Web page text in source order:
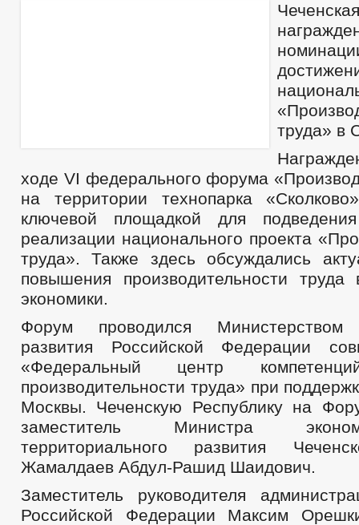
труда» в
ходе VI федерального форума
на территории технопарка
ключевой площадкой для
реализации национального проекта
труда». Также здесь обсуждались
повышения производительности
экономики.
Форум проводился Министерством
развития Российской Федерации
«Федеральный центр
производительности труда» при
Москвы. Чеченскую Республику на
заместитель Министра
территориального развития
Жамалдаев Абдул-Рашид Шаидович.
Заместитель руководителя
Российской Федерации Максим